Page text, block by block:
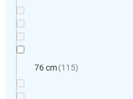
76 cm 115